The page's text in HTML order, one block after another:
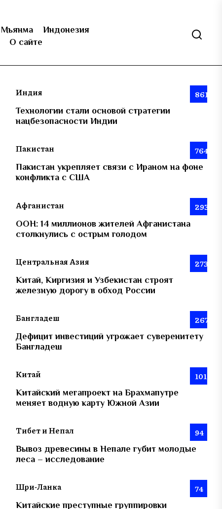
Мьянма
Индонезия
О сайте
Индия 861
Технологии стали основой стратегии
нацбезопасности Индии
Пакистан 764
Пакистан укрепляет связи с Ираном на фоне
конфликта с США
Афганистан 293
ООН: 14 миллионов жителей Афганистана
столкнулись с острым голодом
Центральная Азия 273
Китай, Киргизия и Узбекистан строят
железную дорогу в обход России
Бангладеш 267
Дефицит инвестиций угрожает суверенитету
Бангладеш
Китай 101
Китайский мегапроект на Брахмапутре
меняет водную карту Южной Азии
Тибет и Непал 94
Вывоз древесины в Непале губит молодые
леса – исследование
Шри-Ланка 74
Китайские преступные группировки